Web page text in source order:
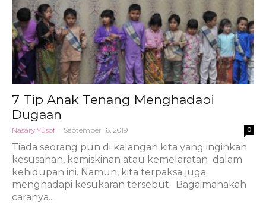
7 Tip Anak Tenang Menghadapi
Dugaan
Nasary Yusof - September 16, 2019 0
Tiada seorang pun di kalangan kita yang inginkan
kesusahan, kemiskinan atau kemelaratan dalam
kehidupan ini. Namun, kita terpaksa juga
menghadapi kesukaran tersebut. Bagaimanakah
caranya...